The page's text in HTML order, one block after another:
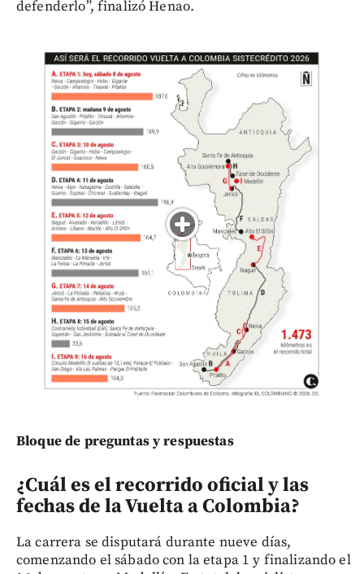
defenderlo”, finalizó Henao.
Bloque de preguntas y respuestas
¿Cuál es el recorrido oficial y las
fechas de la Vuelta a Colombia?
La carrera se disputará durante nueve días,
comenzando el sábado con la etapa 1 y finalizando el